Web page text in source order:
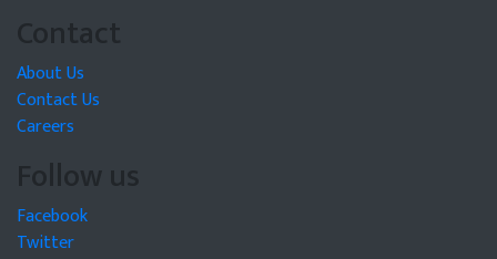
Contact
About Us
Contact Us
Careers
Follow us
Facebook
Twitter